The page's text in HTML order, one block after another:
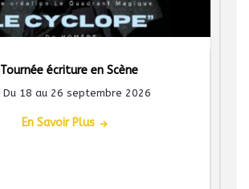
Tournée écriture en Scène
Du 18 au 26 septembre 2026
En Savoir Plus